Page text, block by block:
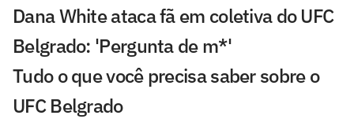
Dana White ataca fã em coletiva do UFC
Belgrado: 'Pergunta de m*'
Tudo o que você precisa saber sobre o
UFC Belgrado